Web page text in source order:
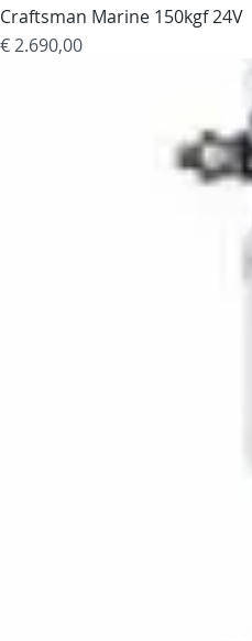
Craftsman Marine 150kgf 24V
Prijs
€ 2.690,00